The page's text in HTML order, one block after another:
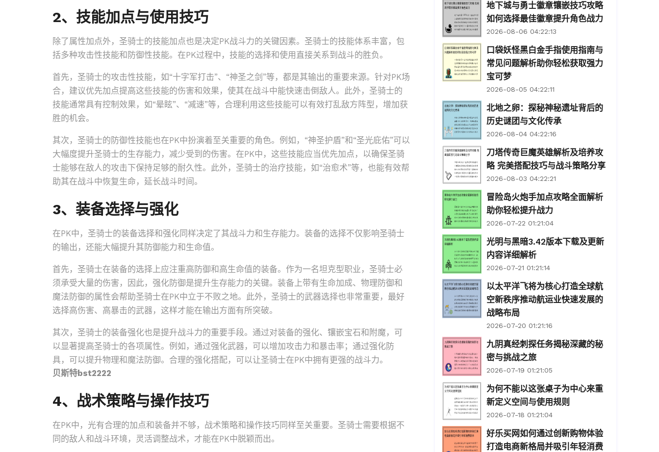
2、技能加点与使用技巧
除了属性加点外，圣骑士的技能加点也是决定PK战斗力的关键因素。圣骑士的技能体系丰富，包
括多种攻击性技能和防御性技能。在PK过程中，技能的选择和使用直接关系到战斗的胜负。
首先，圣骑士的攻击性技能，如“十字军打击”、“神圣之剑”等，都是其输出的重要来源。针对PK场
合，建议优先加点提高这些技能的伤害和效果，使其在战斗中能快速击倒敌人。此外，圣骑士的
技能通常具有控制效果，如“晕眩”、“减速”等，合理利用这些技能可以有效打乱敌方阵型，增加获
胜的机会。
其次，圣骑士的防御性技能也在PK中扮演着至关重要的角色。例如，“神圣护盾”和“圣光庇佑”可以
大幅度提升圣骑士的生存能力，减少受到的伤害。在PK中，这些技能应当优先加点，以确保圣骑
士能够在敌人的攻击下保持足够的耐久性。此外，圣骑士的治疗技能，如“治愈术”等，也能有效帮
助其在战斗中恢复生命，延长战斗时间。
3、装备选择与强化
在PK中，圣骑士的装备选择和强化同样决定了其战斗力和生存能力。装备的选择不仅影响圣骑士
的输出，还能大幅提升其防御能力和生命值。
首先，圣骑士在装备的选择上应注重高防御和高生命值的装备。作为一名坦克型职业，圣骑士必
须承受大量的伤害，因此，强化防御是提升生存能力的关键。装备上带有生命加成、物理防御和
魔法防御的属性会帮助圣骑士在PK中立于不败之地。此外，圣骑士的武器选择也非常重要，最好
选择高伤害、高暴击的武器，这样才能在输出方面有所突破。
其次，圣骑士的装备强化也是提升战斗力的重要手段。通过对装备的强化、镶嵌宝石和附魔，可
以显著提高圣骑士的各项属性。例如，通过强化武器，可以增加攻击力和暴击率；通过强化防
具，可以提升物理和魔法防御。合理的强化搭配，可以让圣骑士在PK中拥有更强的战斗力。
贝斯特bst2222
4、战术策略与操作技巧
在PK中，光有合理的加点和装备并不够，战术策略和操作技巧同样至关重要。圣骑士需要根据不
同的敌人和战斗环境，灵活调整战术，才能在PK中脱颖而出。
地下城与勇士徽章镶嵌技巧攻略
如何选择最佳徽章提升角色战力
2026-08-06 04:22:13
口袋妖怪黑白金手指使用指南与
常见问题解析助你轻松获取强力
宝可梦
2026-08-05 04:22:11
北地之卵：探秘神秘遗址背后的
历史谜团与文化传承
2026-08-04 04:22:16
刀塔传奇巨魔英雄解析及培养攻
略 完美搭配技巧与战斗策略分享
2026-08-03 04:22:21
冒险岛火炮手加点攻略全面解析
助你轻松提升战力
2026-07-22 01:21:04
光明与黑暗3.42版本下载及更新
内容详细解析
2026-07-21 01:21:14
以太平洋飞将为核心打造全球航
空新秩序推动航运业快速发展的
战略布局
2026-07-20 01:21:16
九阴真经刺探任务揭秘深藏的秘
密与挑战之旅
2026-07-19 01:21:05
为何不能以这张桌子为中心来重
新定义空间与使用规则
2026-07-18 01:21:04
好乐买网如何通过创新购物体验
打造电商新格局并吸引年轻消费